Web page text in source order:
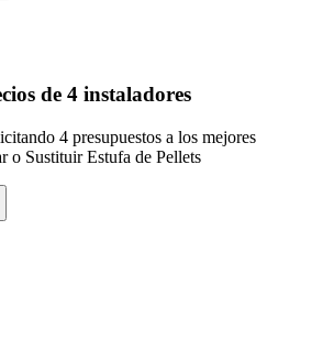
de 4 instaladores
4 presupuestos a los mejores
o Sustituir Estufa de Pellets